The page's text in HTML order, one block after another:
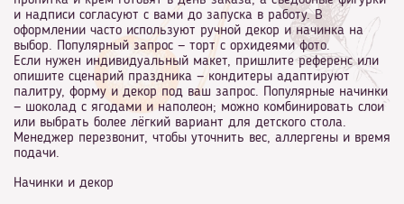
и надписи согласуют с вами до запуска в работу. В
оформлении часто используют ручной декор и начинка на
выбор. Популярный запрос — торт с орхидеями фото.
Если нужен индивидуальный макет, пришлите референс или
опишите сценарий праздника — кондитеры адаптируют
палитру, форму и декор под ваш запрос. Популярные начинки
— шоколад с ягодами и наполеон; можно комбинировать слои
или выбрать более лёгкий вариант для детского стола.
Менеджер перезвонит, чтобы уточнить вес, аллергены и время
подачи.
Начинки и декор